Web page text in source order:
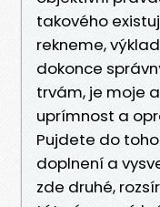
takového
rekneme,
dokonce
trvám, je moje
uprímnost a
Pujdete do
doplnení a
zde druhé,